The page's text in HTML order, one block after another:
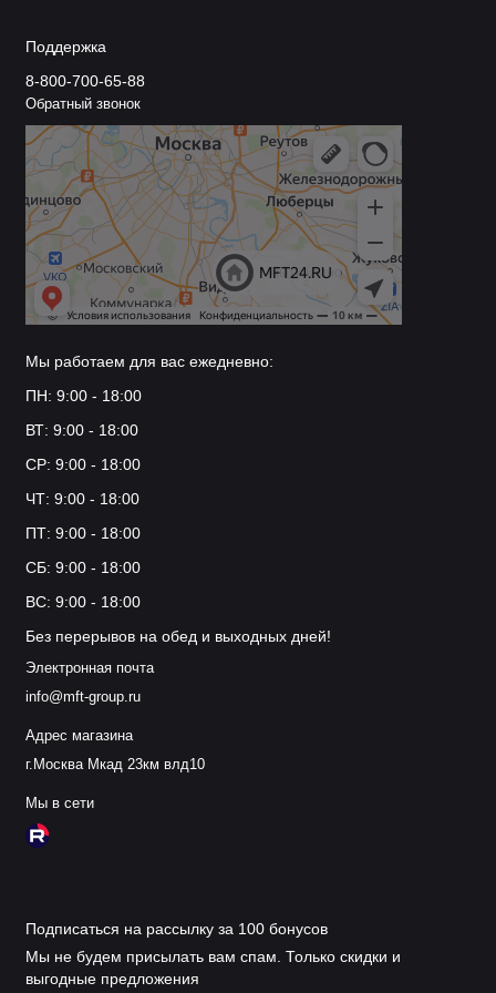
Поддержка
8-800-700-65-88
Обратный звонок
Мы работаем для вас ежедневно:
ПН: 9:00 - 18:00
ВТ: 9:00 - 18:00
СР: 9:00 - 18:00
ЧТ: 9:00 - 18:00
ПТ: 9:00 - 18:00
СБ: 9:00 - 18:00
ВС: 9:00 - 18:00
Без перерывов на обед и выходных дней!
Электронная почта
info@mft-group.ru
Адрес магазина
г.Москва Мкад 23км влд10
Мы в сети
Подписаться на рассылку за 100 бонусов
Мы не будем присылать вам спам. Только скидки и
выгодные предложения